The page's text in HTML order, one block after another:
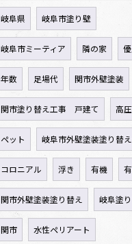
岐阜県 岐阜市塗り壁
岐阜市ミーティア 隣の家
年数 足場代 関市外壁塗装
関市塗り替え工事 戸建て 高
ペット 岐阜市外壁塗装塗り替
コロニアル 浮き 有機
関市外壁塗装塗り替え 岐阜塗
関市 水性ペリアート